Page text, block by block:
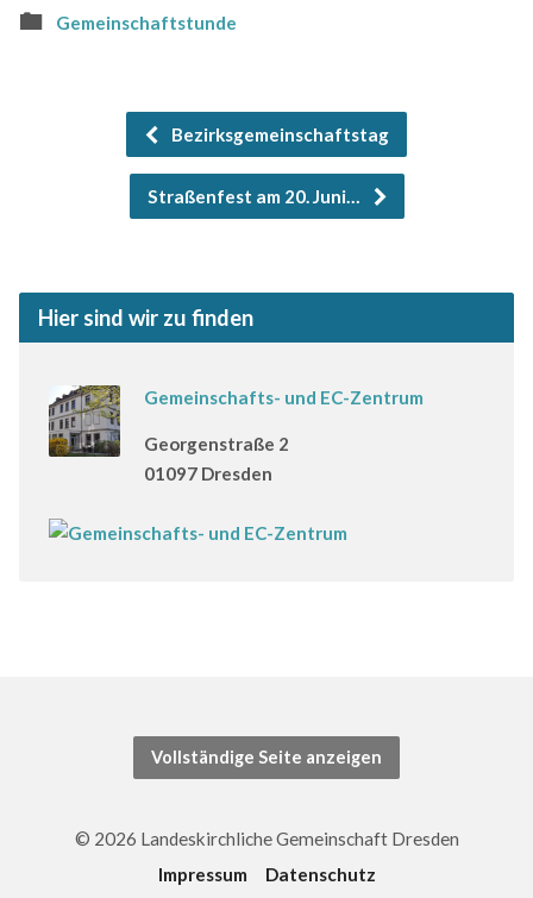
Gemeinschaftstunde
Bezirksgemeinschaftstag
Straßenfest am 20. Juni…
Hier sind wir zu finden
Gemeinschafts- und EC-Zentrum
Georgenstraße 2
01097 Dresden
Vollständige Seite anzeigen
© 2026 Landeskirchliche Gemeinschaft Dresden
Impressum
Datenschutz